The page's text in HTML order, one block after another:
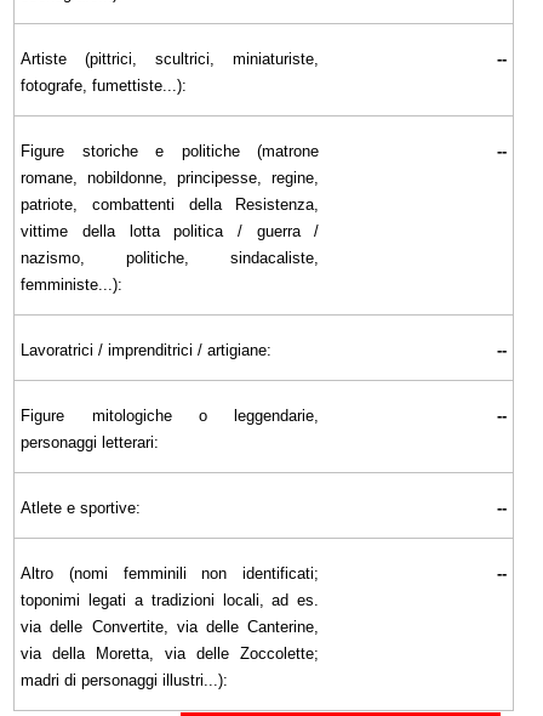
Artiste (pittrici, scultrici, miniaturiste,
fotografe, fumettiste...):
--
Figure storiche e politiche (matrone
romane, nobildonne, principesse, regine,
patriote, combattenti della Resistenza,
vittime della lotta politica / guerra /
nazismo, politiche, sindacaliste,
femministe...):
--
Lavoratrici / imprenditrici / artigiane: --
Figure mitologiche o leggendarie,
personaggi letterari:
--
Atlete e sportive: --
Altro (nomi femminili non identificati;
toponimi legati a tradizioni locali, ad es.
via delle Convertite, via delle Canterine,
via della Moretta, via delle Zoccolette;
madri di personaggi illustri...):
--